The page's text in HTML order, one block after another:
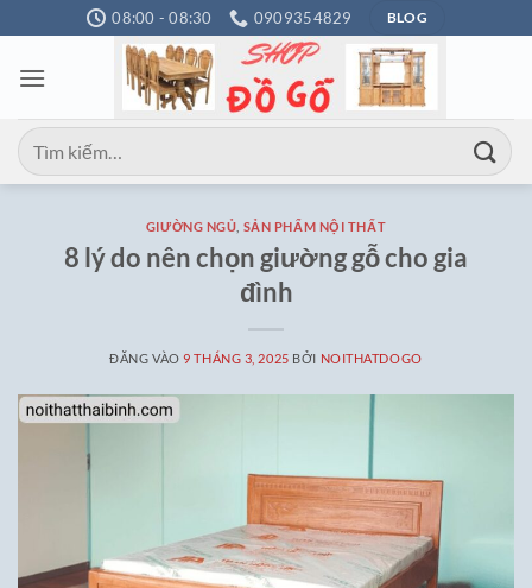
qua
nội
08:00 - 08:30 0909354829 BLOG
Tìm
kiếm:
GIƯỜNG NGỦ SẢN PHẨM NỘI THẤT
8 lý do nên chọn giường gỗ cho gia
đình
ĐĂNG VÀO9 THÁNG 3, 2025 BỞI NOITHATDOGO